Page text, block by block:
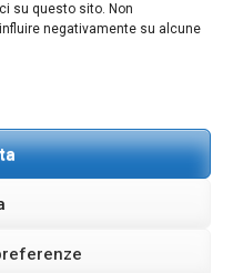
su questo sito. Non
negativamente su alcune